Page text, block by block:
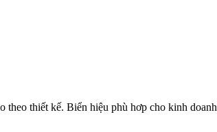
thiết kế. Biển hiệu phù hơp cho kinh